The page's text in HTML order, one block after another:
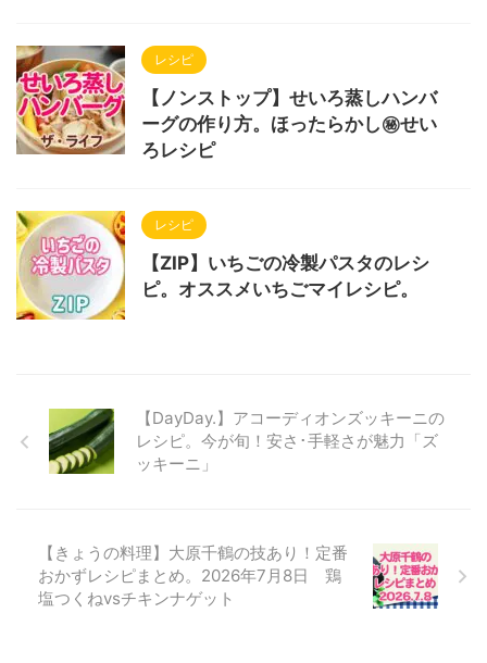
レシピ
【ノンストップ】せいろ蒸しハンバ
ーグの作り方。ほったらかし㊙せい
ろレシピ
レシピ
【ZIP】いちごの冷製パスタのレシ
ピ。オススメいちごマイレシピ。
【DayDay.】アコーディオンズッキーニの
レシピ。今が旬！安さ･手軽さが魅力「ズ
ッキーニ」
【きょうの料理】大原千鶴の技あり！定番
おかずレシピまとめ。2026年7月8日 鶏
塩つくねvsチキンナゲット